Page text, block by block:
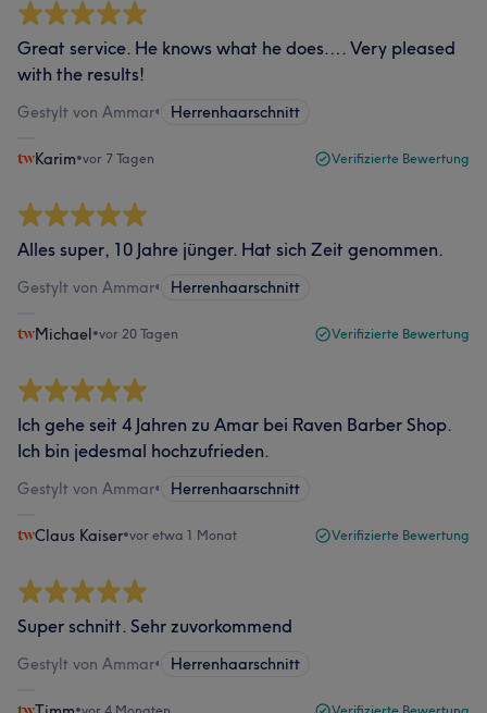
Great service. He knows what he does…. Very pleased
with the results!
Gestylt von Ammar• Herrenhaarschnitt
Karim•vor 7 Tagen Verifizierte Bewertung
Alles super, 10 Jahre jünger. Hat sich Zeit genommen.
Gestylt von Ammar• Herrenhaarschnitt
Michael•vor 20 Tagen Verifizierte Bewertung
Ich gehe seit 4 Jahren zu Amar bei Raven Barber Shop.
Ich bin jedesmal hochzufrieden.
Gestylt von Ammar• Herrenhaarschnitt
Claus Kaiser•vor etwa 1 Monat Verifizierte Bewertung
Super schnitt. Sehr zuvorkommend
Gestylt von Ammar• Herrenhaarschnitt